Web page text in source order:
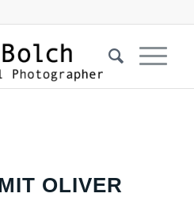
OLIVER